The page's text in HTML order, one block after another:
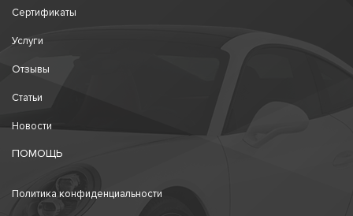
Сертификаты
Услуги
Отзывы
Статьи
Новости
ПОМОЩЬ
Политика конфиденциальности